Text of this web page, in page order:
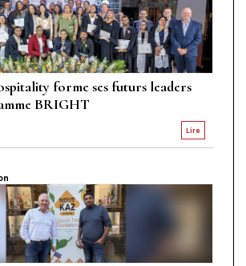
forme ses futurs leaders
BRIGHT
Lire